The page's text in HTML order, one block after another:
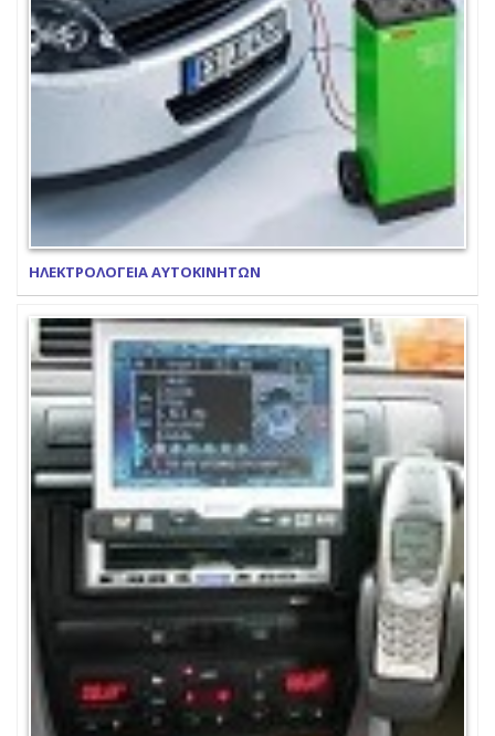
ΗΛΕΚΤΡΟΛΟΓΕΙΑ ΑΥΤΟΚΙΝΗΤΩΝ